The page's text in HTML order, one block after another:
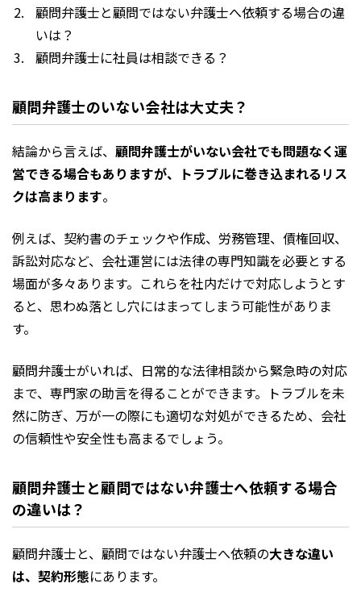
顧問弁護士と顧問ではない弁護士へ依頼する場合の違
いは？
顧問弁護士に社員は相談できる？
顧問弁護士のいない会社は大丈夫？
結論から言えば、 顧問弁護士がいない会社でも問題なく運
営できる場合もありますが、トラブルに巻き込まれるリス
クは高まります。
例えば、契約書のチェックや作成、労務管理、債権回収、
訴訟対応など、会社運営には法律の専門知識を必要とする
場面が多々あります。これらを社内だけで対応しようとす
ると、思わぬ落とし穴にはまってしまう可能性がありま
す。
顧問弁護士がいれば、日常的な法律相談から緊急時の対応
まで、専門家の助言を得ることができます。トラブルを未
然に防ぎ、万が一の際にも適切な対処ができるため、会社
の信頼性や安全性も高まるでしょう。
顧問弁護士と顧問ではない弁護士へ依頼する場合
の違いは？
顧問弁護士と、顧問ではない弁護士へ依頼の大きな違い
は、契約形態にあります。